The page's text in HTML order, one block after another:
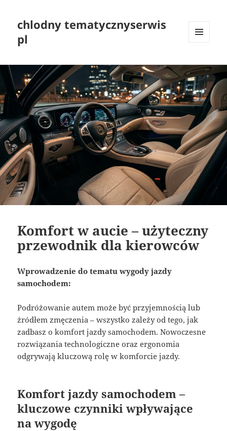
chlodny tematycznyserwis
pl
WIDGETY
Komfort w aucie – użyteczny
przewodnik dla kierowców
Wprowadzenie do tematu wygody jazdy
samochodem:
Podróżowanie autem może być przyjemnością lub
źródłem zmęczenia – wszystko zależy od tego, jak
zadbasz o komfort jazdy samochodem. Nowoczesne
rozwiązania technologiczne oraz ergonomia
odgrywają kluczową rolę w komforcie jazdy.
Komfort jazdy samochodem –
kluczowe czynniki wpływające
na wygodę